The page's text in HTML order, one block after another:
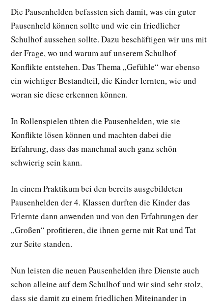
Die Pausenhelden befassten sich damit, was ein guter
Pausenheld können sollte und wie ein friedlicher
Schulhof aussehen sollte. Dazu beschäftigen wir uns mit
der Frage, wo und warum auf unserem Schulhof
Konflikte entstehen. Das Thema „Gefühle“ war ebenso
ein wichtiger Bestandteil, die Kinder lernten, wie und
woran sie diese erkennen können.
In Rollenspielen übten die Pausenhelden, wie sie
Konflikte lösen können und machten dabei die
Erfahrung, dass das manchmal auch ganz schön
schwierig sein kann.
In einem Praktikum bei den bereits ausgebildeten
Pausenhelden der 4. Klassen durften die Kinder das
Erlernte dann anwenden und von den Erfahrungen der
„Großen“ profitieren, die ihnen gerne mit Rat und Tat
zur Seite standen.
Nun leisten die neuen Pausenhelden ihre Dienste auch
schon alleine auf dem Schulhof und wir sind sehr stolz,
dass sie damit zu einem friedlichen Miteinander in